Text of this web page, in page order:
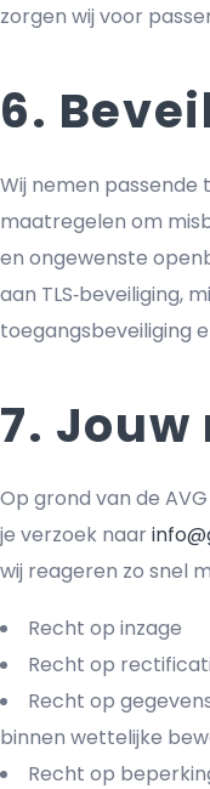
zorgen wij voor
6.
Wij nemen
maatregelen om
en ongewenste
aan TLS‑beveiliging,
toegangsbeveiliging
7.
Op grond van de
je verzoek naar
wij reageren zo snel
Recht op inzage
Recht op
Recht op
binnen wettelijke
Recht op